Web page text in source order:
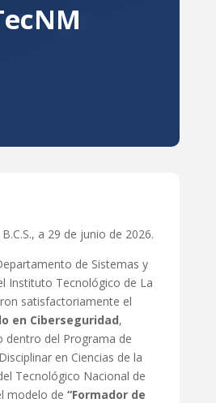
a 29 de junio de 2026.
de Sistemas y
Instituto Tecnológico de La
satisfactoriamente el
en Ciberseguridad,
dentro del Programa de
en Ciencias de la
Tecnológico Nacional de
modelo de “Formador de